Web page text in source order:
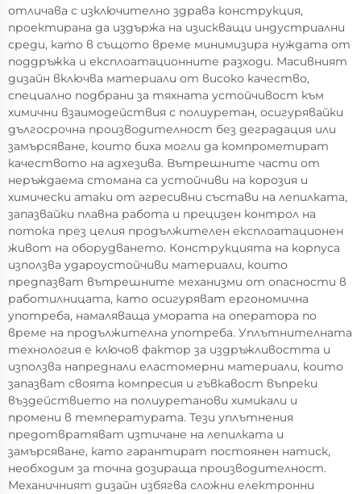
отличава с изключително здрава конструкция,
проектирана да издържа на изискващи индустриални
среди, като в същото време минимизира нуждата от
поддръжка и експлоатационните разходи. Масивният
дизайн включва материали от високо качество,
специално подбрани за тяхната устойчивост към
химични взаимодействия с полиуретан, осигурявайки
дългосрочна производителност без деградация или
замърсяване, които биха могли да компрометират
качеството на адхезива. Вътрешните части от
неръждаема стомана са устойчиви на корозия и
химически атаки от агресивни състави на лепилката,
запазвайки плавна работа и прецизен контрол на
потока през целия продължителен експлоатационен
живот на оборудването. Конструкцията на корпуса
използва удароустойчиви материали, които
предпазват вътрешните механизми от опасности в
работилницата, като осигуряват ергономична
употреба, намаляваща умората на оператора по
време на продължителна употреба. Уплътнителната
технология е ключов фактор за издръжливостта и
използва напреднали еластомерни материали, които
запазват своята компресия и гъвкавост въпреки
въздействието на полиуретанови химикали и
промени в температурата. Тези уплътнения
предотвратяват изтичане на лепилката и
замърсяване, като гарантират постоянен натиск,
необходим за точна дозираща производителност.
Механичният дизайн избягва сложни електронни